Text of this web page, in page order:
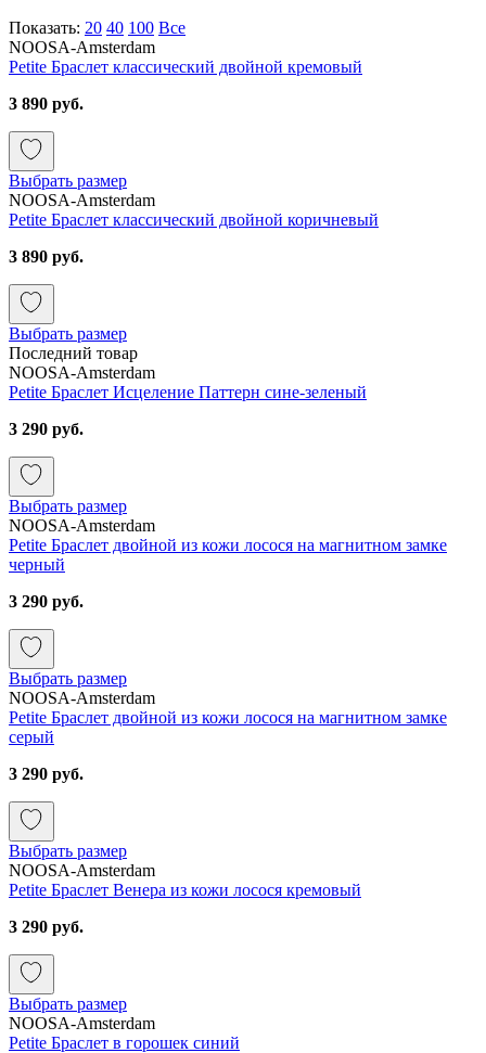
Показать: 20 40 100 Все
NOOSA-Amsterdam
Petite Браслет классический двойной кремовый
3 890 руб.
Выбрать размер
NOOSA-Amsterdam
Petite Браслет классический двойной коричневый
3 890 руб.
Выбрать размер
Последний товар
NOOSA-Amsterdam
Petite Браслет Исцеление Паттерн сине-зеленый
3 290 руб.
Выбрать размер
NOOSA-Amsterdam
Petite Браслет двойной из кожи лосося на магнитном замке
черный
3 290 руб.
Выбрать размер
NOOSA-Amsterdam
Petite Браслет двойной из кожи лосося на магнитном замке
серый
3 290 руб.
Выбрать размер
NOOSA-Amsterdam
Petite Браслет Венера из кожи лосося кремовый
3 290 руб.
Выбрать размер
NOOSA-Amsterdam
Petite Браслет в горошек синий